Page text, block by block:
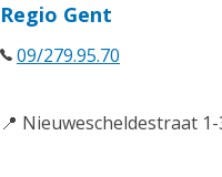
Regio Gent
09/279.95.70
📍 Nieuwescheldestraat